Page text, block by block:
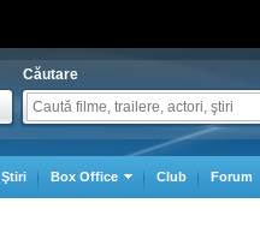
Căutare
Ştiri Box Office Club Forum